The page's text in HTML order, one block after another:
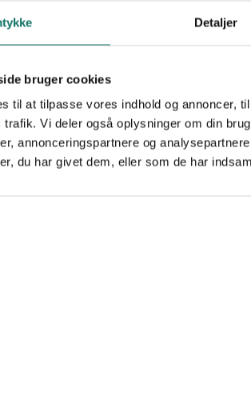
Detaljer
bruger cookies
til at tilpasse vores indhold og annoncer,
Vi deler også oplysninger om din
annonceringspartnere og
du har givet dem, eller som de har
pris
Kabler
UTP PATCH KBL KAT 6A 1M HVID
COMPLIANT
pris Læs mere